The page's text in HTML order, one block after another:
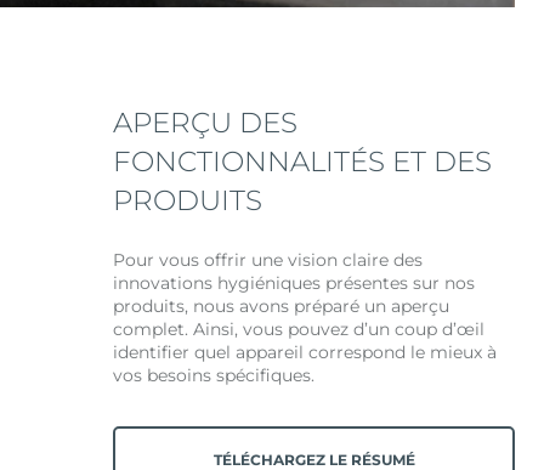
APERÇU DES
FONCTIONNALITÉS ET DES
PRODUITS
Pour vous offrir une vision claire des
innovations hygiéniques présentes sur nos
produits, nous avons préparé un aperçu
complet. Ainsi, vous pouvez d’un coup d’œil
identifier quel appareil correspond le mieux à
vos besoins spécifiques.
TÉLÉCHARGEZ LE RÉSUMÉ